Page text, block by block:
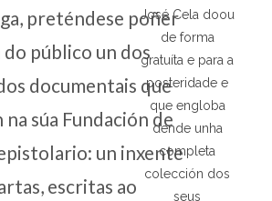
preténdese poñer
do público un dos
documentais que
súa Fundación de
un inxente
escritas ao
José Cela doou
de forma
gratuíta e para a
posteridade e
que engloba
dende unha
completa
colección dos
seus